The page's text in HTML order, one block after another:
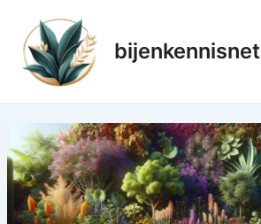
inhoud
bijenkennisnet